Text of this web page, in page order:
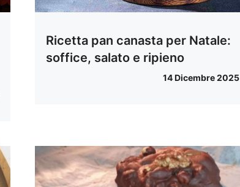
Ricetta pan canasta per Natale:
soffice, salato e ripieno
14 Dicembre 2025